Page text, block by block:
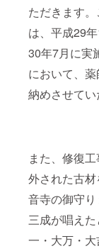
ただきます
は、平成29
30年7月に実
において、
納めさせてい
また、修復
外された古
音寺の御守
三成が唱え
一・大万・